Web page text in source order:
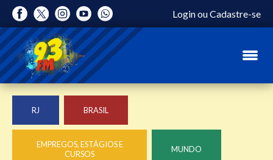
LoginouCadastre-se
RJ BRASIL
EMPREGOS, ESTÁGIOS E
CURSOS
MUNDO